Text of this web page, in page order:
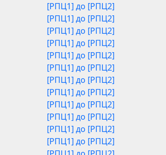
[РПЦ1] до [РПЦ2]
[РПЦ1] до [РПЦ2]
[РПЦ1] до [РПЦ2]
[РПЦ1] до [РПЦ2]
[РПЦ1] до [РПЦ2]
[РПЦ1] до [РПЦ2]
[РПЦ1] до [РПЦ2]
[РПЦ1] до [РПЦ2]
[РПЦ1] до [РПЦ2]
[РПЦ1] до [РПЦ2]
[РПЦ1] до [РПЦ2]
[РПЦ1] до [РПЦ2]